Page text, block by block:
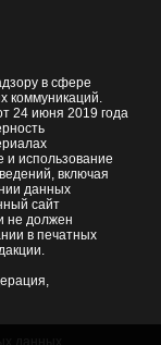
в сфере
коммуникаций.
24 июня 2019 года
и использование
включая
данных
сайт
не должен
в печатных